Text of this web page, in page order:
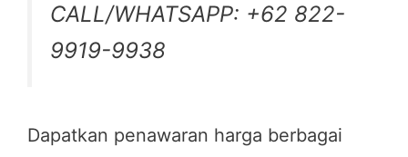
CALL/WHATSAPP: +62 822-
9919-9938
Dapatkan penawaran harga berbagai